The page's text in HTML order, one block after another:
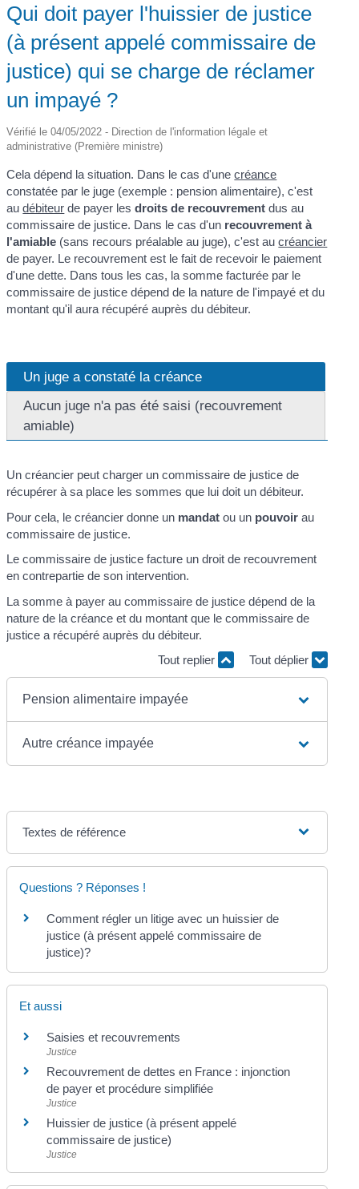
Qui doit payer l'huissier de justice
(à présent appelé commissaire de
justice) qui se charge de réclamer
un impayé ?
Vérifié le 04/05/2022 - Direction de l'information légale et
administrative (Première ministre)
Cela dépend la situation. Dans le cas d'unecréance
constatée par le juge (exemple : pension alimentaire), c'est
audébiteur de payer lesdroits de recouvrement dus au
commissaire de justice. Dans le cas d'un recouvrement à
l'amiable (sans recours préalable au juge), c'est aucréancier
de payer. Le recouvrement est le fait de recevoir le paiement
d'une dette. Dans tous les cas, la somme facturée par le
commissaire de justice dépend de la nature de l'impayé et du
montant qu'il aura récupéré auprès du débiteur.
Un juge a constaté la créance
Aucun juge n'a pas été saisi (recouvrement
amiable)
Un créancier peut charger un commissaire de justice de
récupérer à sa place les sommes que lui doit un débiteur.
Pour cela, le créancier donne un mandat ou un pouvoir au
commissaire de justice.
Le commissaire de justice facture un droit de recouvrement
en contrepartie de son intervention.
La somme à payer au commissaire de justice dépend de la
nature de la créance et du montant que le commissaire de
justice a récupéré auprès du débiteur.
Tout replier
Tout déplier
Pension alimentaire impayée
Autre créance impayée
Textes de référence
Questions ? Réponses !
Comment régler un litige avec un huissier de
justice (à présent appelé commissaire de
justice)?
Et aussi
Saisies et recouvrements
Justice
Recouvrement de dettes en France : injonction
de payer et procédure simplifiée
Justice
Huissier de justice (à présent appelé
commissaire de justice)
Justice